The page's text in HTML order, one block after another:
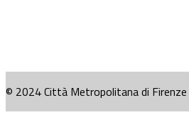
© 2024 Città Metropolitana di Firenze